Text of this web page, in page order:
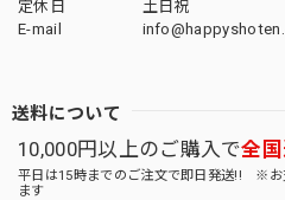
定休日
土日祝
E-mail
送料について
10,000円以上のご購入で全
平日は15時までのご注文で即日発送!! ※お
ます